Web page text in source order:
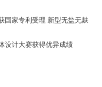
国家专利受理 新型无盐无麸
设计大赛获得优异成绩